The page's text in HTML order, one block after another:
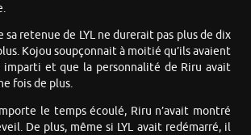
sa retenue de LYL ne durerait pas plus de dix
Kojou soupçonnait à moitié qu’ils avaient
imparti et que la personnalité de Riru avait
fois de plus.
le temps écoulé, Riru n’avait montré
De plus, même si LYL avait redémarré, il